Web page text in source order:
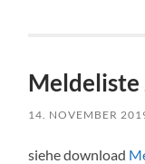
Meldeliste
14. NOVEMBER
siehe download